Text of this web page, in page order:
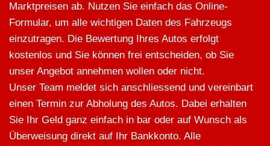
Marktpreisen ab. Nutzen Sie einfach das Online-
Formular, um alle wichtigen Daten des Fahrzeugs
einzutragen. Die Bewertung Ihres Autos erfolgt
kostenlos und Sie können frei entscheiden, ob Sie
unser Angebot annehmen wollen oder nicht.
Unser Team meldet sich anschliessend und vereinbart
einen Termin zur Abholung des Autos. Dabei erhalten
Sie Ihr Geld ganz einfach in bar oder auf Wunsch als
Überweisung direkt auf Ihr Bankkonto. Alle